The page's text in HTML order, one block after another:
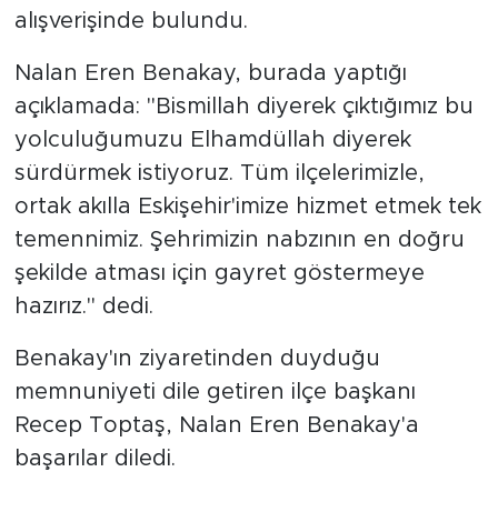
alışverişinde bulundu.
Nalan Eren Benakay, burada yaptığı
açıklamada: "Bismillah diyerek çıktığımız bu
yolculuğumuzu Elhamdüllah diyerek
sürdürmek istiyoruz. Tüm ilçelerimizle,
ortak akılla Eskişehir'imize hizmet etmek tek
temennimiz. Şehrimizin nabzının en doğru
şekilde atması için gayret göstermeye
hazırız." dedi.
Benakay'ın ziyaretinden duyduğu
memnuniyeti dile getiren ilçe başkanı
Recep Toptaş, Nalan Eren Benakay'a
başarılar diledi.